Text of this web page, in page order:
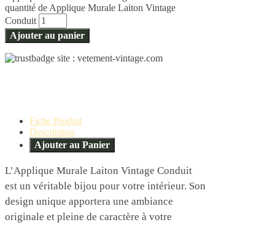
quantité de Applique Murale Laiton Vintage
Conduit
Ajouter au panier
Fiche Produit
Description
Ajouter au Panier
L’Applique Murale Laiton Vintage Conduit
est un véritable bijou pour votre intérieur. Son
design unique apportera une ambiance
originale et pleine de caractère à votre